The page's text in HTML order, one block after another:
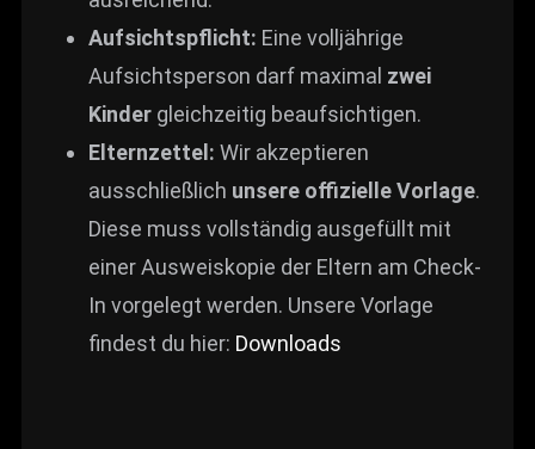
Aufsichtspflicht: Eine volljährige
Aufsichtsperson darf maximal zwei
Kinder gleichzeitig beaufsichtigen.
Elternzettel: Wir akzeptieren
ausschließlich unsere offizielle Vorlage.
Diese muss vollständig ausgefüllt mit
einer Ausweiskopie der Eltern am Check-
In vorgelegt werden. Unsere Vorlage
findest du hier: Downloads